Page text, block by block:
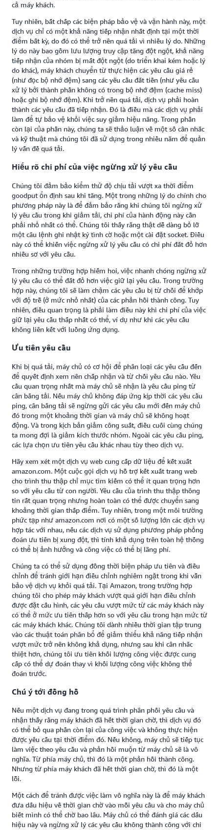
cả máy khách.
Tuy nhiên, bất chấp các biện pháp bảo vệ và vận hành này, một
dịch vụ chỉ có một khả năng tiếp nhận nhất định tại một thời
điểm bất kỳ, do đó có thể trở nên quá tải vì nhiều lý do. Những
lý do này bao gồm lưu lượng truy cập tăng đột ngột, khả năng
tiếp nhận của nhóm bị mất đột ngột (do triển khai kém hoặc lý
do khác), máy khách chuyển từ thực hiện các yêu cầu giá rẻ
(như đọc bộ nhớ đệm) sang các yêu cầu đắt tiền (như yêu cầu
xử lý bởi thành phần không có trong bộ nhớ đệm (cache miss)
hoặc ghi bộ nhớ đệm). Khi trở nên quá tải, dịch vụ phải hoàn
thành các yêu cầu đã tiếp nhận. Đó là điều mà các dịch vụ phải
làm để tự bảo vệ khỏi việc suy giảm hiệu năng. Trong phần
còn lại của phần này, chúng ta sẽ thảo luận về một số cân nhắc
và kỹ thuật mà chúng tôi đã sử dụng trong nhiều năm để quản
lý vấn đề quá tải.
Hiểu rõ chi phí của việc ngừng xử lý yêu cầu
Chúng tôi đảm bảo kiểm thử độ chịu tải vượt xa thời điểm
goodput ổn định sau khi tăng. Một trong những lý do chính cho
phương pháp này là để đảm bảo rằng khi chúng tôi ngừng xử
lý yêu cầu trong khi giảm tải, chi phí của hành động này cần
phải nhỏ nhất có thể. Chúng tôi thấy rằng thật dễ dàng bỏ lỡ
một câu lệnh ghi nhật ký tình cờ hoặc một cài đặt socket. Điều
này có thể khiến việc ngừng xử lý yêu cầu có chi phí đắt đỏ hơn
nhiều sơ với yêu cầu.
Trong những trường hợp hiếm hoi, việc nhanh chóng ngừng xử
lý yêu cầu có thể đắt đỏ hơn việc giữ lại yêu cầu. Trong trường
hợp này, chúng tôi sẽ làm chậm các yêu cầu bị từ chối để khớp
với độ trễ (ở mức nhỏ nhất) của các phản hồi thành công. Tuy
nhiên, điều quan trọng là phải làm điều này khi chi phí của việc
giữ lại yêu cầu thấp nhất có thể, ví dụ như khi các yêu cầu
không liên kết với luồng ứng dụng.
Ưu tiên yêu cầu
Khi bị quá tải, máy chủ có cơ hội để phân loại các yêu cầu đến
để quyết định xem nên chấp nhận và từ chối yêu cầu nào. Yêu
cầu quan trọng nhất mà máy chủ sẽ nhận là yêu cầu ping từ
cân bằng tải. Nếu máy chủ không đáp ứng kịp thời các yêu cầu
ping, cân bằng tải sẽ ngừng gửi các yêu cầu mới đến máy chủ
đó trong một khoảng thời gian và máy chủ sẽ không hoạt
động. Và trong kịch bản giảm công suất, điều cuối cùng chúng
ta mong đợi là giảm kích thước nhóm. Ngoài các yêu cầu ping,
các lựa chọn ưu tiên yêu cầu khác nhau tùy theo dịch vụ.
Hãy xem xét một dịch vụ web cung cấp dữ liệu để kết xuất
amazon.com. Một cuộc gọi dịch vụ hỗ trợ kết xuất trang web
cho trình thu thập chỉ mục tìm kiếm có thể ít quan trọng hơn
so với yêu cầu từ con người. Yêu cầu của trình thu thập thông
tin rất quan trọng nhưng hoàn toàn có thể được chuyển sang
khoảng thời gian thấp điểm. Tuy nhiên, trong một môi trường
phức tạp như amazon.com nơi có một số lượng lớn các dịch vụ
hợp tác với nhau, nếu các dịch vụ sử dụng phương pháp phỏng
đoán ưu tiên bị xung đột, thì tính khả dụng trên toàn hệ thống
có thể bị ảnh hưởng và công việc có thể bị lãng phí.
Chúng ta có thể sử dụng đồng thời biện pháp ưu tiên và điều
chỉnh để tránh giới hạn điều chỉnh nghiêm ngặt trong khi vẫn
bảo vệ dịch vụ khỏi quá tải. Tại Amazon, trong trường hợp
chúng tôi cho phép máy khách vượt quá giới hạn điều chỉnh
được đặt cấu hình, các yêu cầu vượt mức từ các máy khách này
có thể ở mức ưu tiên thấp hơn so với yêu cầu trong hạn mức từ
các máy khách khác. Chúng tôi dành nhiều thời gian tập trung
vào các thuật toán phân bổ để giảm thiểu khả năng tiếp nhận
vượt mức trở nên không khả dụng, nhưng sau khi cân nhắc
thiệt hơn, chúng tôi ưu tiên khối lượng công việc được cung
cấp có thể dự đoán thay vì khối lượng công việc không thể
đoán trước.
Chú ý tới đồng hồ
Nếu một dịch vụ đang trong quá trình phân phối yêu cầu và
nhận thấy rằng máy khách đã hết thời gian chờ, thì dịch vụ đó
có thể bỏ qua phần còn lại của công việc và không thực hiện
được yêu cầu tại thời điểm đó. Nếu không, máy chủ sẽ tiếp tục
làm việc theo yêu cầu và phản hồi muộn từ máy chủ sẽ là vô
nghĩa. Từ phía máy chủ, thì đó là một phản hồi thành công.
Nhưng từ phía máy khách đã hết thời gian chờ, thì đó là một
lỗi.
Một cách để tránh được việc làm vô nghĩa này là để máy khách
đưa dấu hiệu về thời gian chờ vào mỗi yêu cầu và cho máy chủ
biết mình có thể chờ bao lâu. Máy chủ có thể đánh giá các dấu
hiệu này và ngừng xử lý các yêu cầu không thành công với chi